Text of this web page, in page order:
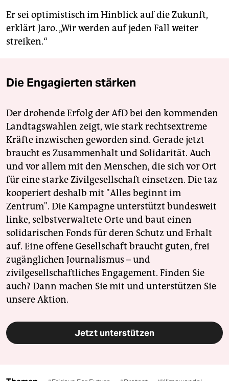
Er sei optimistisch im Hinblick auf die Zukunft,
erklärt Jaro. „Wir werden auf jeden Fall weiter
streiken.“
Die Engagierten stärken
Der drohende Erfolg der AfD bei den kommenden
Landtagswahlen zeigt, wie stark rechtsextreme
Kräfte inzwischen geworden sind. Gerade jetzt
braucht es Zusammenhalt und Solidarität. Auch
und vor allem mit den Menschen, die sich vor Ort
für eine starke Zivilgesellschaft einsetzen. Die taz
kooperiert deshalb mit "Alles beginnt im
Zentrum". Die Kampagne unterstützt bundesweit
linke, selbstverwaltete Orte und baut einen
solidarischen Fonds für deren Schutz und Erhalt
auf. Eine offene Gesellschaft braucht guten, frei
zugänglichen Journalismus – und
zivilgesellschaftliches Engagement. Finden Sie
auch? Dann machen Sie mit und unterstützen Sie
unsere Aktion.
Jetzt unterstützen